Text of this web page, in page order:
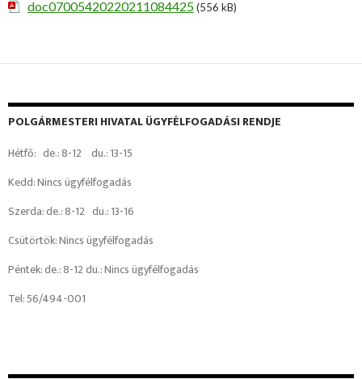
doc07005420220211084425(556 kB)
POLGÁRMESTERI HIVATAL ÜGYFÉLFOGADÁSI RENDJE
Hétfő: de.: 8-12 du.: 13-15
Kedd: Nincs ügyfélfogadás
Szerda: de.: 8-12 du.: 13-16
Csütörtök: Nincs ügyfélfogadás
Péntek: de.: 8-12 du.: Nincs ügyfélfogadás
Tel: 56/494-001